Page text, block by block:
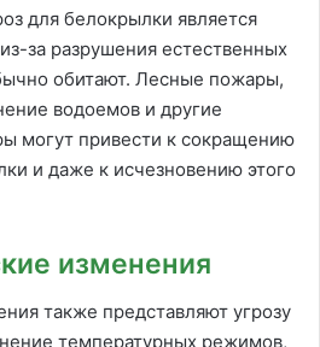
для белокрылки является
за разрушения естественных
обитают. Лесные пожары,
водоемов и другие
могут привести к сокращению
и даже к исчезновению этого
изменения
также представляют угрозу
температурных режимов,